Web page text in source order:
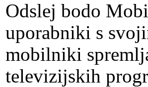
Odslej bodo
uporabniki s
mobilniki
televizijskih